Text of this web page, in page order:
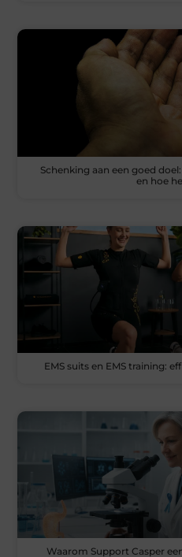
Schenking aan een goed
en hoe
EMS suits en EMS training:
Waarom Support Casper